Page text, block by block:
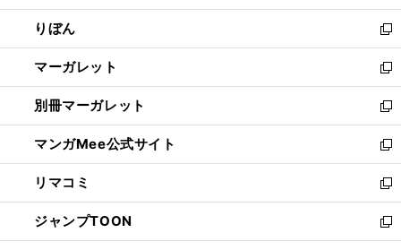
開
く
ウ
で
開
く
ン
ド
ウ
で
開
く
ウ
ィ
ン
ド
ウ
で
開
く
りぼん
新
し
い
ウ
ィ
ン
ド
ウ
で
開
く
マーガレット
新
し
い
ウ
ィ
ン
ド
ウ
で
開
別冊マーガレット
新
し
い
ウ
ィ
ン
ド
ウ
マンガMee公式サイト
新
し
い
ウ
ィ
ン
リマコミ
新
し
い
ウ
ジャンプTOON
新
し